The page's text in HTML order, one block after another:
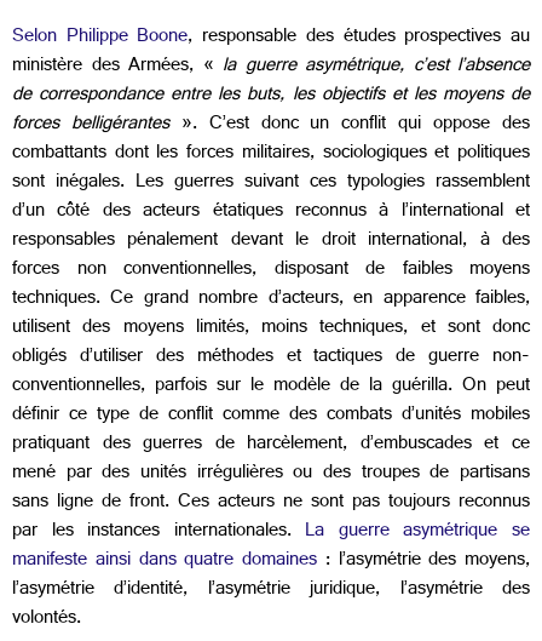
Selon Philippe Boone, responsable des études prospectives au
ministère des Armées, « la guerre asymétrique, c’est l’absence
de correspondance entre les buts, les objectifs et les moyens de
forces belligérantes». C’est donc un conflit qui oppose des
combattants dont les forces militaires, sociologiques et politiques
sont inégales. Les guerres suivant ces typologies rassemblent
d’un côté des acteurs étatiques reconnus à l’international et
responsables pénalement devant le droit international, à des
forces non conventionnelles, disposant de faibles moyens
techniques. Ce grand nombre d’acteurs, en apparence faibles,
utilisent des moyens limités, moins techniques, et sont donc
obligés d’utiliser des méthodes et tactiques de guerre non-
conventionnelles, parfois sur le modèle de la guérilla. On peut
définir ce type de conflit comme des combats d’unités mobiles
pratiquant des guerres de harcèlement, d’embuscades et ce
mené par des unités irrégulières ou des troupes de partisans
sans ligne de front. Ces acteurs ne sont pas toujours reconnus
par les instances internationales. La guerre asymétrique se
manifeste ainsi dans quatre domaines : l’asymétrie des moyens,
l’asymétrie d’identité, l’asymétrie juridique, l’asymétrie des
volontés.